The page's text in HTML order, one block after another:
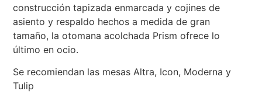
construcción tapizada enmarcada y cojines de
asiento y respaldo hechos a medida de gran
tamaño, la otomana acolchada Prism ofrece lo
último en ocio.
Se recomiendan las mesas Altra, Icon, Moderna y
Tulip